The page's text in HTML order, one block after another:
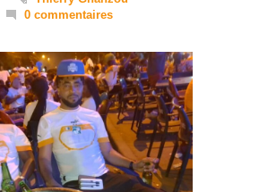
0 commentaires